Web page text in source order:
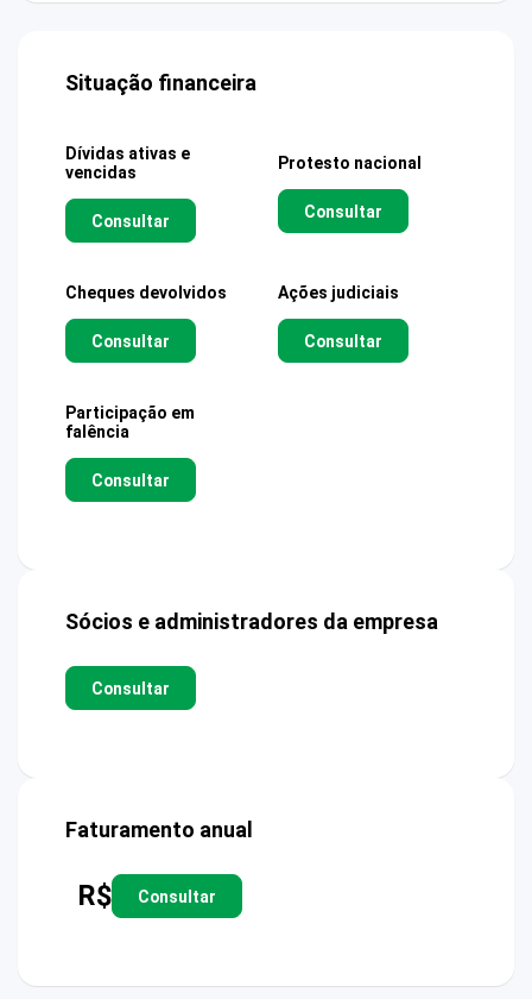
Situação financeira
Dívidas ativas e
vencidas
Consultar
Protesto nacional
Consultar
Cheques devolvidos
Consultar
Ações judiciais
Consultar
Participação em
falência
Consultar
Sócios e administradores da empresa
Consultar
Faturamento anual
R$ Consultar